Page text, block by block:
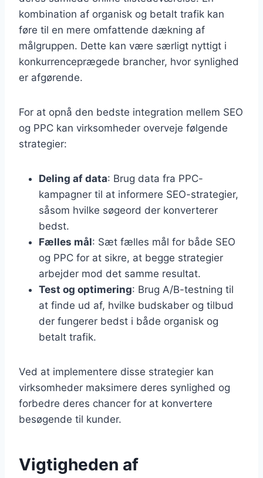
kombination af organisk og betalt trafik kan
føre til en mere omfattende dækning af
målgruppen. Dette kan være særligt nyttigt i
konkurrenceprægede brancher, hvor synlighed
er afgørende.
For at opnå den bedste integration mellem SEO
og PPC kan virksomheder overveje følgende
strategier:
Deling af data: Brug data fra PPC-
kampagner til at informere SEO-strategier,
såsom hvilke søgeord der konverterer
bedst.
Fælles mål: Sæt fælles mål for både SEO
og PPC for at sikre, at begge strategier
arbejder mod det samme resultat.
Test og optimering: Brug A/B-testning til
at finde ud af, hvilke budskaber og tilbud
der fungerer bedst i både organisk og
betalt trafik.
Ved at implementere disse strategier kan
virksomheder maksimere deres synlighed og
forbedre deres chancer for at konvertere
besøgende til kunder.
Vigtigheden af